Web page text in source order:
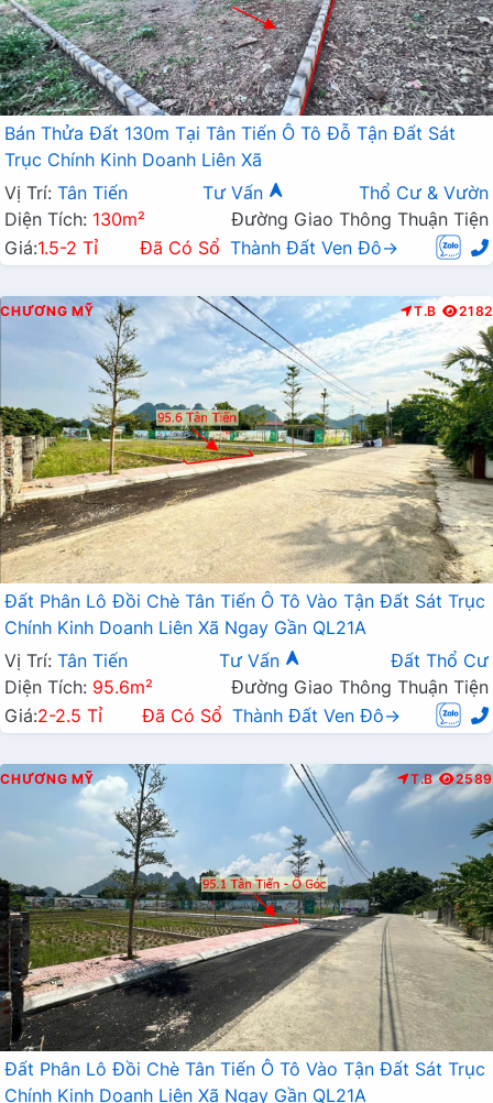
Bán Thửa Đất 130m Tại Tân Tiến Ô Tô Đỗ Tận Đất Sát
Trục Chính Kinh Doanh Liên Xã
Vị Trí: Tân Tiến Tư Vấn
Thổ Cư & Vườn
Diện Tích: 130m²
Đường Giao Thông Thuận Tiện
Giá:1.5-2 Tỉ Đã Có Sổ Thành Đất Ven Đô→
CHƯƠNG MỸ T.B 2182
Đất Phân Lô Đồi Chè Tân Tiến Ô Tô Vào Tận Đất Sát Trục
Chính Kinh Doanh Liên Xã Ngay Gần QL21A
Vị Trí: Tân Tiến Tư Vấn
Đất Thổ Cư
Diện Tích: 95.6m²
Đường Giao Thông Thuận Tiện
Giá:2-2.5 Tỉ Đã Có Sổ Thành Đất Ven Đô→
CHƯƠNG MỸ T.B 2589
Đất Phân Lô Đồi Chè Tân Tiến Ô Tô Vào Tận Đất Sát Trục
Chính Kinh Doanh Liên Xã Ngay Gần QL21A